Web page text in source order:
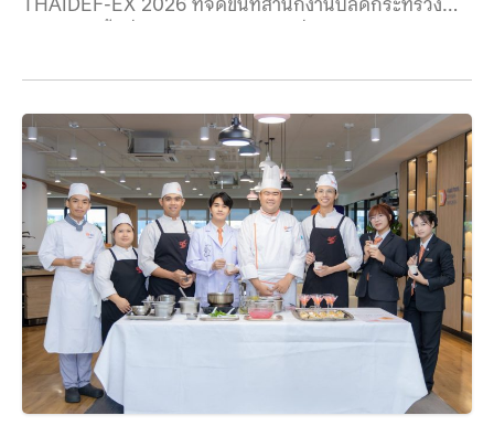
THAIDEF-EX 2026 ที่จัดขึ้นที่สำนักงานปลัดกระทรวง
คนไทยมากมาย หลายคนอาจไม่เคยรู้ว่าไทยเรามีบริษัทที่
สร้างรถเพื่อการทหาร ต่อเรือ และผลิตโดรนได้ในประเทศ
ด้วย ยุทธศาสตร์ความมั่นคงและแนวคิดเทคโนโลยีสองทาง
(Dual-Use) งานในครั้งนี้มี พลเอก ธราพงษ์